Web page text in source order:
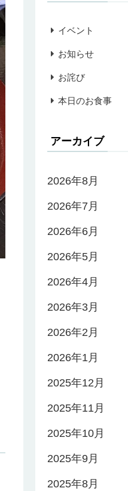
イベント
お知らせ
お詫び
本日のお食事
アーカイブ
2026年8月
2026年7月
2026年6月
2026年5月
2026年4月
2026年3月
2026年2月
2026年1月
2025年12月
2025年11月
2025年10月
2025年9月
2025年8月